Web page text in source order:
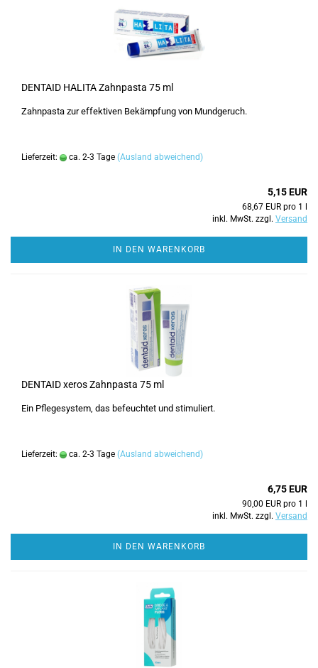
DENTAID HALITA Zahnpasta 75 ml
Zahnpasta zur effektiven Bekämpfung von Mundgeruch.
Lieferzeit: ca. 2-3 Tage (Ausland abweichend)
5,15 EUR
68,67 EUR pro 1 l
inkl. MwSt. zzgl. Versand
IN DEN WARENKORB
DENTAID xeros Zahnpasta 75 ml
Ein Pflegesystem, das befeuchtet und stimuliert.
Lieferzeit: ca. 2-3 Tage (Ausland abweichend)
6,75 EUR
90,00 EUR pro 1 l
inkl. MwSt. zzgl. Versand
IN DEN WARENKORB